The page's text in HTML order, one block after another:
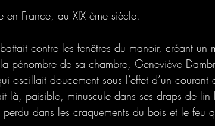
en France, au XIX ème siècle.
contre les fenêtres du manoir, créant un
pénombre de sa chambre, Geneviève
oscillait doucement sous l’effet d’un courant
là, paisible, minuscule dans ses draps de
dans les craquements du bois et le feu